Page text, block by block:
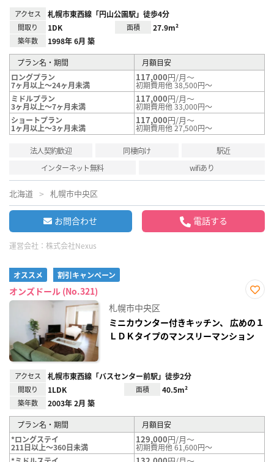
アクセス 札幌市東西線「円山公園駅」徒歩4分
間取り 1DK 面積 27.9m²
築年数 1998年 6月 築
プラン名・期間
月額目安
ロングプラン
7ヶ月以上～24ヶ月未満
117,000円/月～
初期費用他 38,500円～
ミドルプラン
3ヶ月以上～7ヶ月未満
117,000円/月～
初期費用他 33,000円～
ショートプラン
1ヶ月以上～3ヶ月未満
117,000円/月～
初期費用他 27,500円～
法人契約歓迎 同棲向け
駅近
インターネット無料
wifiあり
北海道 札幌市中央区
お問合わせ 電話する
運営会社： 株式会社Nexus
オススメ 割引キャンペーン
オンズドール (No.321)
り登
録
札幌市中央区
ミニカウンター付きキッチン、 広めの１
ＬＤＫタイプのマンスリーマンション
アクセス 札幌市東西線「バスセンター前駅」徒歩2分
間取り 1LDK 面積 40.5m²
築年数 2003年 2月 築
プラン名・期間
月額目安
*ロングステイ
211日以上～360日未満
129,000円/月～
初期費用他 61,600円～